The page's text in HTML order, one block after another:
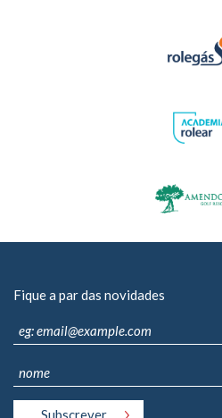
Fique a par das novidades